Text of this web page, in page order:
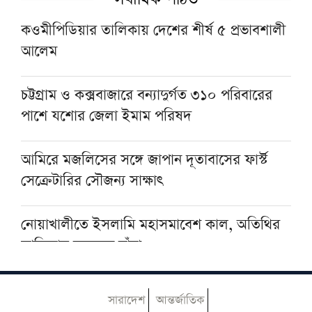
হজযাত্রীদের জন্য নতুন ছাতার নকশা আহ্বান সৌদি
হজ ও ওমরাহ মন্ত্রণালয়ের
আমিরে মজলিসের ‘জুলাই কেন আমাদের লড়াই?’
বইয়ের মোড়ক উন্মোচন
‘মানবরচিত তন্ত্রমন্ত্রে জুলাইয়ের প্রত্যাশা বাস্তবায়নের
আশা করা বোকামি’
কওমীপিডিয়ার তালিকায় দেশের শীর্ষ ৫ প্রভাবশালী
আলেম
চট্টগ্রাম ও কক্সবাজারে বন্যাদুর্গত ৩১০ পরিবারের
পাশে যশোর জেলা ইমাম পরিষদ
আমিরে মজলিসের সঙ্গে জাপান দূতাবাসের ফার্স্ট
সেক্রেটারির সৌজন্য সাক্ষাৎ
নোয়াখালীতে ইসলামি মহাসমাবেশ কাল, অতিথির
তালিকায় রয়েছেন যাঁরা
৫ আগস্ট বন্ধ থাকবে আল-হাইআতুল উলয়া ও
সারাদেশ আন্তর্জাতিক